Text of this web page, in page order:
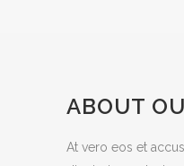
ABOUT
At vero eos et